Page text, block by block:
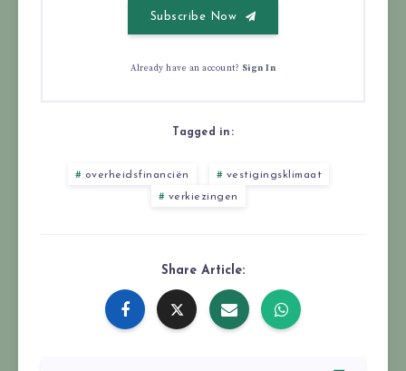
Subscribe Now
Already have an account? Sign In
Tagged in:
overheidsfinanciën
vestigingsklimaat
verkiezingen
Share Article: